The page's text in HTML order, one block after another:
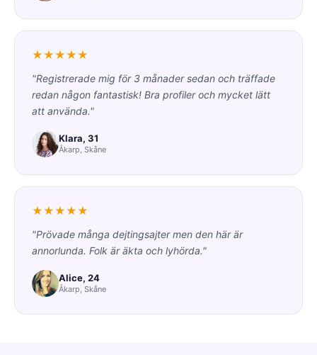
★★★★★
"Registrerade mig för 3 månader sedan och träffade
redan någon fantastisk! Bra profiler och mycket lätt
att använda."
Klara, 31
Åkarp, Skåne
★★★★★
"Prövade många dejtingsajter men den här är
annorlunda. Folk är äkta och lyhörda."
Alice, 24
Åkarp, Skåne